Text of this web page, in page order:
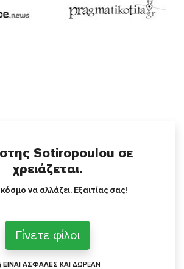
Sotiropoulou σε
χρειάζεται.
να αλλάζει. Εξαιτίας σας!
Γίνετε φίλοι
ΕΙΝΑΙ ΑΣΦΑΛΕΣ ΚΑΙ ΔΩΡΕΑΝ